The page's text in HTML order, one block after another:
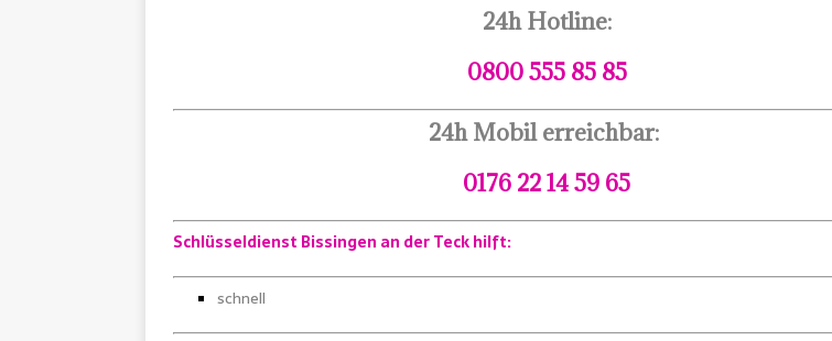
24h Hotline:
0800 555 85 85
24h Mobil erreichbar:
0176 22 14 59 65
Schlüsseldienst Bissingen an der Teck hilft:
schnell